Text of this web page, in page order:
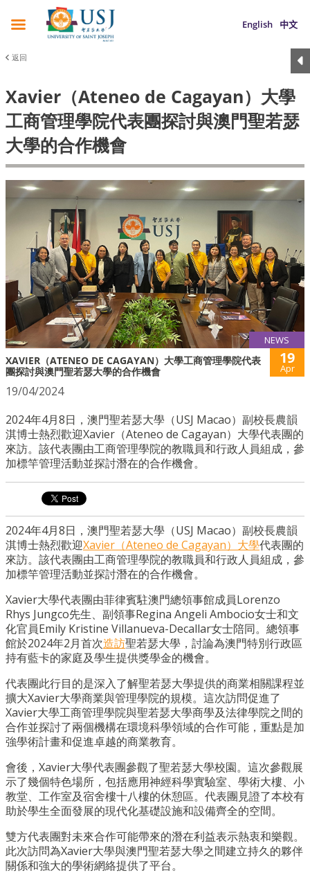
English 中文
返回
Xavier（Ateneo de Cagayan）大學
工商管理學院代表團探討與澳門聖若瑟
大學的合作機會
NEWS
XAVIER（ATENEO DE CAGAYAN）大學工商管理學院代表
團探討與澳門聖若瑟大學的合作機會
19
Apr
19/04/2024
2024年4月8日，澳門聖若瑟大學（USJ Macao）副校長農韻
淇博士熱烈歡迎Xavier（Ateneo de Cagayan）大學代表團的
來訪。該代表團由工商管理學院的教職員和行政人員組成，參
加標竿管理活動並探討潛在的合作機會。
2024年4月8日，澳門聖若瑟大學（USJ Macao） 副校長農韻
淇博士熱烈歡迎Xavier（Ateneo de Cagayan）大學代表團的
來訪。該代表團由工商管理學院的教職員和行政人員組成，參
加標竿管理活動並探討潛在的合作機會。
Xavier大學代表團由菲律賓駐澳門總領事館成員Lorenzo
Rhys Jungco先生、副領事Regina Angeli Ambocio女士和文
化官員Emily Kristine Villanueva-Decallar女士陪同。總領事
館於2024年2月首次造訪聖若瑟大學，討論為澳門特別行政區
持有藍卡的家庭及學生提供獎學金的機會。
代表團此行目的是深入了解聖若瑟大學提供的商業相關課程並
擴大Xavier大學商業與管理學院的規模。這次訪問促進了
Xavier大學工商管理學院與聖若瑟大學商學及法律學院之間的
合作並探討了兩個機構在環境科學領域的合作可能，重點是加
強學術計畫和促進卓越的商業教育。
會後，Xavier大學代表團參觀了聖若瑟大學校園。這次參觀展
示了幾個特色場所，包括應用神經科學實驗室、學術大樓、小
教堂、工作室及宿舍樓十八樓的休憩區。代表團見證了本校有
助於學生全面發展的現代化基礎設施和設備齊全的空間。
雙方代表團對未來合作可能帶來的潛在利益表示熱衷和樂觀。
此次訪問為Xavier大學與澳門聖若瑟大學之間建立持久的夥伴
關係和強大的學術網絡提供了平台。